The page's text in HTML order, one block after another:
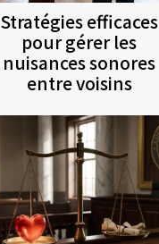
Stratégies efficaces
pour gérer les
nuisances sonores
entre voisins